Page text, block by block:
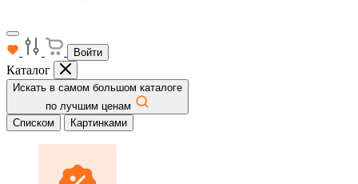
Войти
Каталог
Искать в самом большом каталоге
по лучшим ценам
Списком
Картинками